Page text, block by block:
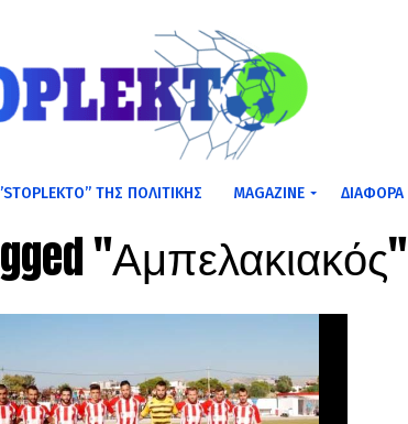
ΤΗΣ ΠΟΛΙΤΙΚΗΣ MAGAZINE ΔΙΆΦΟΡΑ
"Αμπελακιακός"